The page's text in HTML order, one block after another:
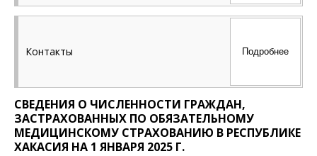
Структура Территориального фонда обязательного
Республики Хакасия от 27 сентября 2011 г. № 628 «О
медицинского страхования Республики Хакасия»:
Контакты Подробнее
Телефон: (3902) 35-85-26
Факс: (3902) 24-37-69
E-mail:tfomsmail@tfomsrh.ru
СВЕДЕНИЯ О ЧИСЛЕННОСТИ ГРАЖДАН,
ЗАСТРАХОВАННЫХ ПО ОБЯЗАТЕЛЬНОМУ
МЕДИЦИНСКОМУ СТРАХОВАНИЮ В РЕСПУБЛИКЕ
ХАКАСИЯ НА 1 ЯНВАРЯ 2025 Г.